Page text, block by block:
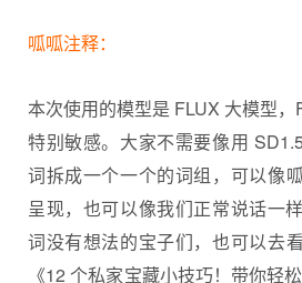
呱呱注释：
本次使用的模型是 FLUX 大模型
特别敏感。大家不需要像用
词拆成一个一个的词组，可以像
呈现，也可以像我们正常说话一
词没有想法的宝子们，也可以去
《12 个私家宝藏小技巧！带你轻